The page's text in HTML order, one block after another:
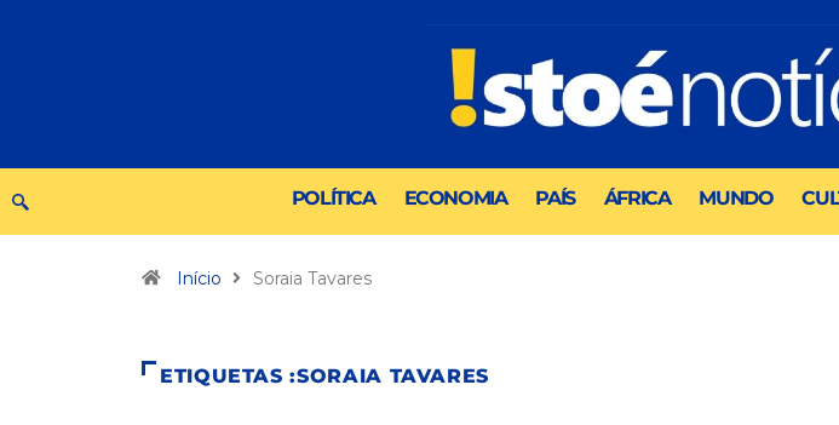
POLÍTICA ECONOMIA PAÍS ÁFRICA MUNDO
Início Soraia Tavares
ETIQUETAS :SORAIA TAVARES